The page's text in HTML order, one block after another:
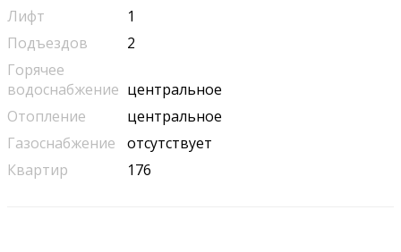
Лифт
1
Подъездов
2
Горячее
водоснабжение центральное
Отопление
центральное
Газоснабжение
отсутствует
Квартир
176